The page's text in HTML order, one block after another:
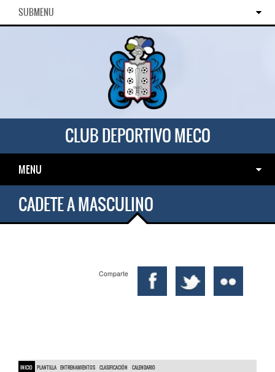
SUBMENU
CLUB DEPORTIVO MECO
MENU
CADETE A MASCULINO
Comparte
INICIO PLANTILLA ENTRENAMIENTOS CLASIFICACIÓN CALENDARIO